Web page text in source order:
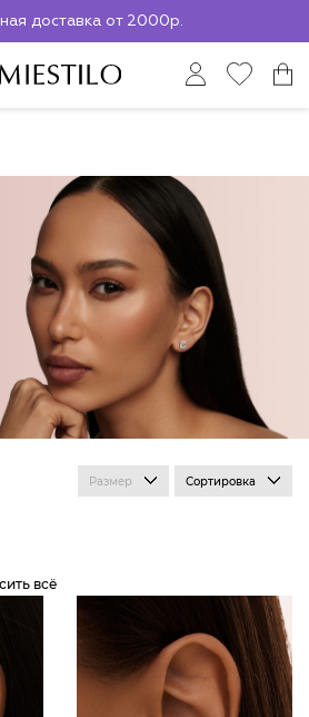
доставка от 2000р.
России до ПВЗ СДЭК
Размер Сортировка
всё